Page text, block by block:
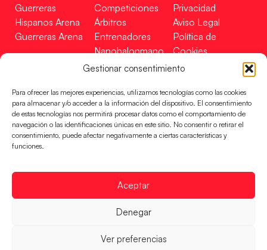
Gestionar consentimiento
Para ofrecer las mejores experiencias, utilizamos tecnologías como las cookies
para almacenar y/o acceder a la información del dispositivo. El consentimiento
de estas tecnologías nos permitirá procesar datos como el comportamiento de
navegación o las identificaciones únicas en este sitio. No consentir o retirar el
consentimiento, puede afectar negativamente a ciertas características y
funciones.
Aceptar
Denegar
Ver preferencias
Guerreras
Hispanos Arena
Guerreras Arena
Competiciones
Árbitros
Entrenadores
Nanobalonmano
Tienda
Privacidad
Aviso Legal
Política de
Cookies
Mapa Web
Incidencias
CONTACTO
EN
FINANCIADO
RFEBM © 2024. Todos los derechos reservados –
Desarrollado por